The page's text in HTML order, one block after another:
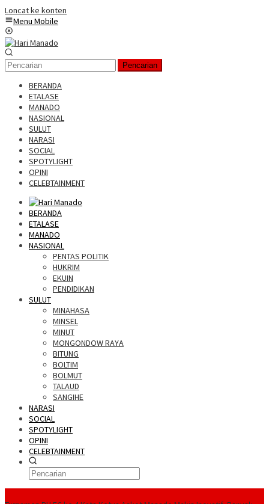
Loncat ke konten
Menu Mobile
Pencarian
BERANDA
ETALASE
MANADO
NASIONAL
SULUT
NARASI
SOCIAL
SPOTYLIGHT
OPINI
CELEBTAINMENT
BERANDA
ETALASE
MANADO
NASIONAL
PENTAS POLITIK
HUKRIM
EKUIN
PENDIDIKAN
SULUT
MINAHASA
MINSEL
MINUT
MONGONDOW RAYA
BITUNG
BOLTIM
BOLMUT
TALAUD
SANGIHE
NARASI
SOCIAL
SPOTYLIGHT
OPINI
CELEBTAINMENT